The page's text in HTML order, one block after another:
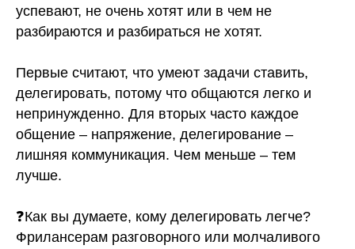
успевают, не очень хотят или в чем не
разбираются и разбираться не хотят.
Первые считают, что умеют задачи ставить,
делегировать, потому что общаются легко и
непринужденно. Для вторых часто каждое
общение – напряжение, делегирование –
лишняя коммуникация. Чем меньше – тем
лучше.
❓Как вы думаете, кому делегировать легче?
Фрилансерам разговорного или молчаливого